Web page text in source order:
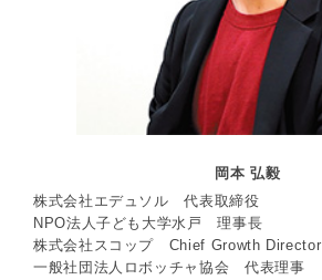
岡本 弘毅
株式会社エデュソル 代表取締役
NPO法人子ども大学水戸 理事長
株式会社スコップ Chief Growth Director
一般社団法人ロボッチャ協会 代表理事